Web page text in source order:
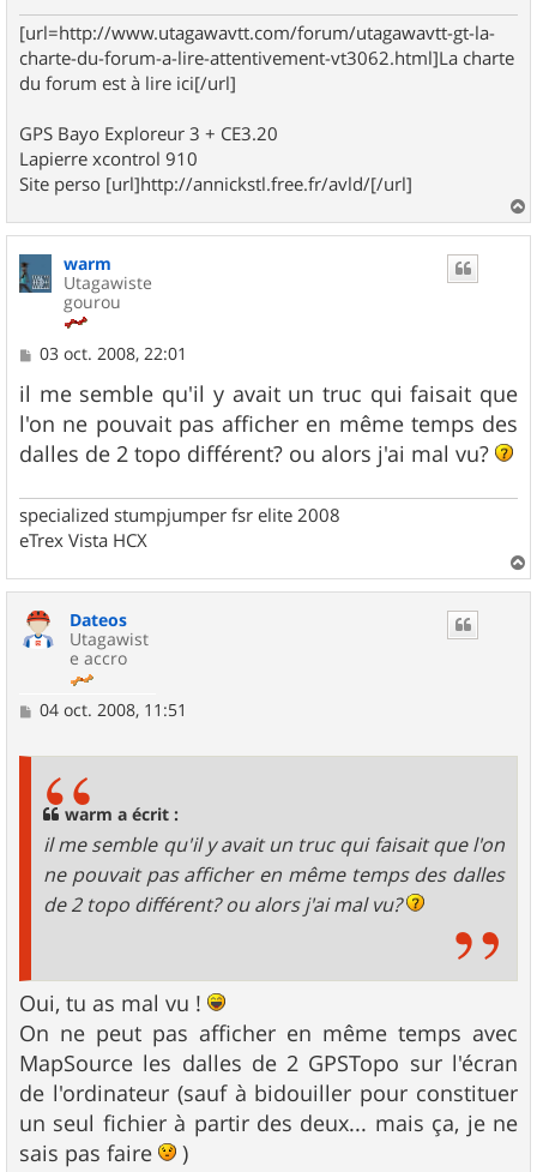
[url=http://www.utagawavtt.com/forum/utagawavtt-gt-la-
charte-du-forum-a-lire-attentivement-vt3062.html]La charte
du forum est à lire ici[/url]
GPS Bayo Exploreur 3 + CE3.20
Lapierre xcontrol 910
Site perso [url]http://annickstl.free.fr/avld/[/url]
a
u
warm
Utagawiste
gourou
M
s
s
a
g
e
03 oct. 2008, 22:01
il me semble qu'il y avait un truc qui faisait que
l'on ne pouvait pas afficher en même temps des
dalles de 2 topo différent? ou alors j'ai mal vu?
specialized stumpjumper fsr elite 2008
eTrex Vista HCX
a
Dateos
Utagawist
e accro
M
04 oct. 2008, 11:51
warm a écrit :
il me semble qu'il y avait un truc qui faisait que l'on
ne pouvait pas afficher en même temps des dalles
de 2 topo différent? ou alors j'ai mal vu?
Oui, tu as mal vu !
On ne peut pas afficher en même temps avec
MapSource les dalles de 2 GPSTopo sur l'écran
de l'ordinateur (sauf à bidouiller pour constituer
un seul fichier à partir des deux... mais ça, je ne
sais pas faire
)